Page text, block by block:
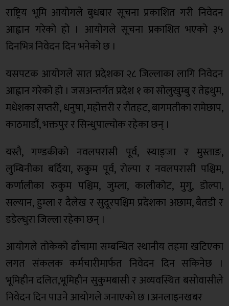
राष्ट्रिय भूमि आयोगले बुधबार सूचना प्रकाशित गरी निवेदन
आह्वान गरेको हो । आयोगले सूचना प्रकाशित भएको ३५
दिनभित्र निवेदन दिन भनेको छ ।
यसपटक आयोगले सात प्रदेशका २८ जिल्लाका लागि निवेदन
आह्वान गरेको हो । जसअन्तर्गत प्रदेश १ का सोलुखुम्बु र तेह्रथुम,
मधेशका सप्तरी, धनुषा, महोत्तरी र रौतहट, बागमतीका रामेछाप,
काठमाडौं, भक्तपुर र सिन्धुपाल्चोक रहेका छन् ।
यस्तै, गण्डकीको नवलपरासी पूर्व, स्याङ्जा र मुस्ताङ,
लुम्बिनीका बर्दिया, रुकुम पूर्व, रोल्पा र नवलपरासी पश्चिम,
कर्णालीका रुकुम पश्चिम, जुम्ला, कालीकोट, मुगु, डोल्पा,
सल्यान, हुम्ला र दैलेख र सुदूरपश्चिम प्रदेशका अछाम, बैतडी र
डडेल्धुरा जिल्ला रहेका छन् ।
आयोगले तोकेको ढाँचामा सम्बन्धित स्थानीय तहमा खटिएका
लगत संकलक कर्मचारीमार्फत निवेदन दिन सकिनेछ ।
भूमिहीन दलित,भूमिहीन सुकुमबासी र अव्यवस्थित बसोवासीले
निवेदन दिन पाउने आयोगले जनाएको छ ।अनलाइनखबर